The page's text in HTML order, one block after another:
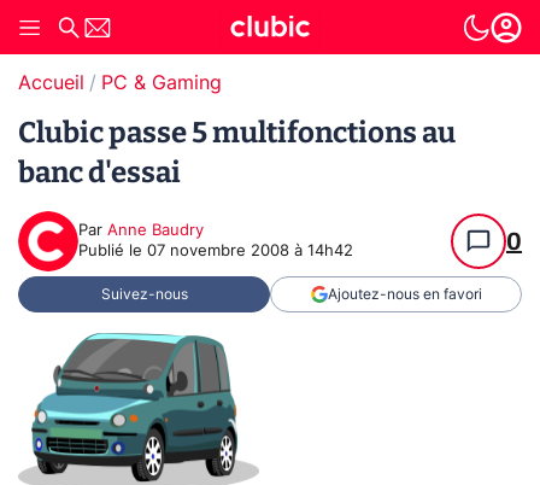
Accueil PC & Gaming
Clubic passe 5 multifonctions au
banc d'essai
Par Anne Baudry
Publié le 07 novembre 2008 à 14h42 0
Suivez-nous Ajoutez-nous en favori